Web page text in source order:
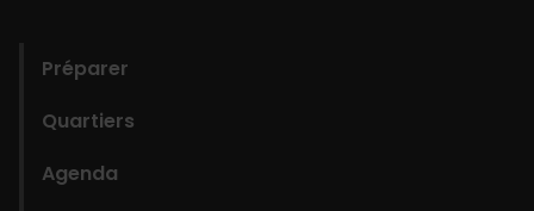
Préparer
Quartiers
Agenda